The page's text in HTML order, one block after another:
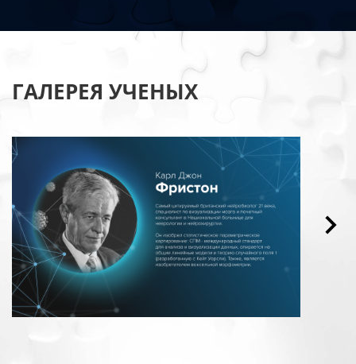
ГАЛЕРЕЯ УЧЕНЫХ